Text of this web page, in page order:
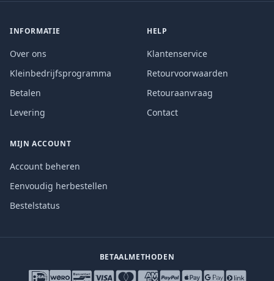
INFORMATIE
Over ons
Kleinbedrijfsprogramma
Betalen
Levering
HELP
Klantenservice
Retourvoorwaarden
Retouraanvraag
Contact
MIJN ACCOUNT
Account beheren
Eenvoudig herbestellen
Bestelstatus
BETAALMETHODEN